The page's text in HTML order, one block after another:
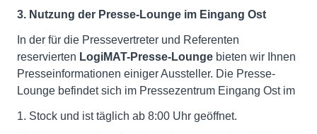
3. Nutzung der Presse-Lounge im Eingang Ost
In der für die Pressevertreter und Referenten
reservierten LogiMAT-Presse-Lounge bieten wir Ihnen
Presseinformationen einiger Aussteller. Die Presse-
Lounge befindet sich im Pressezentrum Eingang Ost im
1. Stock und ist täglich ab 8:00 Uhr geöffnet.